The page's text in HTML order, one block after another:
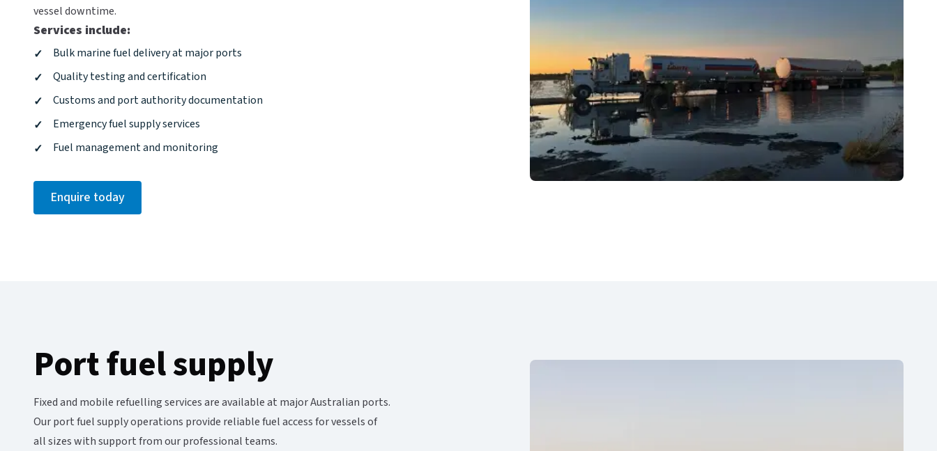
vessel downtime.​​​​‌ ‍ ​‍​‍‌‍ ‌ ​‍‌‍‍‌‌‍‌ ‌‍‍‌‌‍ ‍​‍​‍​ ‍‍​‍​‍‌ ​ ‌‍​‌‌‍ ‍‌‍‍‌‌ ‌​‌ ‍‌​‍ ‍‌‍‍‌‌‍ ​‍​‍​‍ ​​‍​‍‌‍‍​‌ ​‍‌‍‌‌‌‍‌‍​‍​‍​ ‍‍​‍​‍‌‍‍​‌ ‌​‌ ‌​‌ ​​‌ ​ ​ ‍‍​‍ ​‍ ‌‍ ​‌‍‍‌‌‍​‍‌‍‌‌‌ ​‍‌ ‌​‌ ‍‌​‍ ‌‌ ​ ‌ ‌​‌ ‌‌‌‍‌​‌‍‍‌‌‍ ​‍ ‍‌ ‌‍‌‍‌‌‌ ​‍‌‍​ ‌‍‌‌‌‍ ​​‍ ‍‌‍​‌‌ ​​‌ ​​​‍ ‌‍‍‌‌‍ ‍‌ ‌​‌‍‌‌‌‍ ‍‌ ‌​​‍ ‌‍‌‌‌‍‌​‌‍‍‌‌ ‌​​‍ ‌‍ ‌‌‍ ‌‍‌​‌‍‌‌​ ‌‌ ​​‌ ​‍‌‍‌‌‌ ​ ‌‍‌‌‌‍ ‍‌ ‌​‌‍​‌‌ ‌​‌‍‍‌‌‍ ‌‍ ‍​ ‍ ‌‍‍‌‌‍‌​​ ‌‌‍‌​‌‍​ ​ ‌​​ ‌​​ ‍‌​ ‌ ​ ​‍​ ​‍​‍ ‌​ ​ ​ ‌ ​ ​ ​ ​​​‍ ‌​ ‌​‌‍‌​‌‍‌‌‌‍​ ​‍ ‌‌‍​‍​ ​‌​ ​ ‌‍‌​​‍ ‌‌‍‌‍‌‍​‌​ ​ ‌‍‌‍​ ​‌‌‍​‍‌‍​‌‌‍​ ​ ‍​​ ‌ ‌‍​ ​ ​‍​ ‍ ‌ ‌​‌ ‍‌‌ ​​‌‍‌‌​ ‌‌ ​​‌‍​‌‌‍‌ ‌‍‌‌​ ‍ ‌ ​​‌‍​‌‌ ‌​‌‍‍​​ ‌‌ ​​‌‍​‌‌‍‌ ‌‍‌‌‌​​‍‌ ‌‌‌‍‍‌‌‍ ​‌‍‌​‌‍‌‌‌ ​‍​‍‌‌​ ‌‌‌​​‍‌‌ ‌‍‍ ‌‍‌‌‌ ‍‌​‍‌‌​ ​ ‌​‌​​‍‌‌​ ​ ‌​‌​​‍‌‌​ ​‍​ ​‍​ ​​​ ‌‌​ ‍‌‌‍​‍‌‍‌​​ ‍‌‌‍​‍​ ‌‌‌‍​ ​ ‌‌​ ‌​‌‍​ ​ ‍​​ ‌ ​ ​‍​ ‍‌​ ​‍​ ‌​‌‍‌‌‌‍​ ‌‍​ ‌‍​‍​ ‍‌‌‍‌​‌‍‌‌‌‍​‍‌‍‌‌​ ​​​ ‍‌‌‍​‍‌‍​ ‌‍‌​​‍‌‌​ ​‍​ ​‍​‍‌‌​ ‌‌‌​‌​​‍ ‍‌ ​‍‌‍‍‌‌‍​ ‌‍‍​‌‌‌​‌‍‌‌‌ ‍​‌ ‌​​‍‌‌​ ‌‌‌​​‍‌‌ ‌‍‍ ‌‍‌‌‌ ‍‌​‍‌‌​ ​ ‌​‌​​‍‌‌​ ​ ‌​‌​​‍‌‌​ ​‍​ ​‍​ ‍​‌‍​‌​ ​​​ ​​‌‍​ ‌‍​ ​ ‍​​ ​ ​ ​ ‌‍‌​‌‍​‌​ ‍​​‍‌‌​ ​‍​ ​‍​‍‌‌​ ‌‌‌​‌​​‍ ‍‌‍​ ‌‍‍​‌‍‍‌‌‍ ​‌‍‌​‌ ​‍‌‍‌‌‌‍ ‍​‍‌‌​ ‌‌‌​​‍‌‌ ‌‍‍ ‌‍‌‌‌ ‍‌​‍‌‌​ ​ ‌​‌​​‍‌‌​ ​ ‌​‌​​‍‌‌​ ​‍​ ​‍​ ‌​​ ‌​​ ​‍‌‍​‌​ ​ ‌‍‌‍​ ‍‌​ ‍​​ ‌ ​ ‌ ​ ‌‌​ ​‍​‍‌‌​ ​‍​ ​‍​‍‌‌​ ‌‌‌​‌​​‍ ‍‌ ‌​‌‍‌‌‌ ‍​‌ ‌​​ ‌‍​‍‌‍​‌‌ ​ ‌‍‌‌‌‌‌‌‌ ​‍‌‍ ​​ ‌‌‍‍​‌ ‌​‌ ‌​‌ ​​‌ ​ ​‍‌‌​ ​ ‌​​‌​‍‌‌​ ​‍‌​‌‍​‍‌‌​ ​‍‌​‌‍‌‍ ​‌‍‍‌‌‍​‍‌‍‌‌‌ ​‍‌ ‌​‌ ‍‌​‍ ‌‌ ​ ‌ ‌​‌ ‌‌‌‍‌​‌‍‍‌‌‍ ​‍ ‍‌ ‌‍‌‍‌‌‌ ​‍‌‍​ ‌‍‌‌‌‍ ​​‍ ‍‌‍​‌‌ ​​‌ ​​​‍‌‍‌‍‍‌‌‍‌​​ ‌‌‍‌​‌‍​ ​ ‌​​ ‌​​ ‍‌​ ‌ ​ ​‍​ ​‍​‍ ‌​ ​ ​ ‌ ​ ​ ​ ​​​‍ ‌​ ‌​‌‍‌​‌‍‌‌‌‍​ ​‍ ‌‌‍​‍​ ​‌​ ​ ‌‍‌​​‍ ‌‌‍‌‍‌‍​‌​ ​ ‌‍‌‍​ ​‌‌‍​‍‌‍​‌‌‍​ ​ ‍​​ ‌ ‌‍​ ​ ​‍​‍‌‍‌ ‌​‌ ‍‌‌ ​​‌‍‌‌​ ‌‌ ​​‌‍​‌‌‍‌ ‌‍‌‌​‍‌‍‌ ​​‌‍​‌‌ ‌​‌‍‍​​ ‌‌ ​​‌‍​‌‌‍‌ ‌‍‌‌‌​​‍‌ ‌‌‌‍‍‌‌‍ ​‌‍‌​‌‍‌‌‌ ​‍​‍‌‌​ ‌‌‌​​‍‌‌ ‌‍‍ ‌‍‌‌‌ ‍‌​‍‌‌​ ​ ‌​‌​​‍‌‌​ ​ ‌​‌​​‍‌‌​ ​‍​ ​‍​ ​​​ ‌‌​ ‍‌‌‍​‍‌‍‌​​ ‍‌‌‍​‍​ ‌‌‌‍​ ​ ‌‌​ ‌​‌‍​ ​ ‍​​ ‌ ​ ​‍​ ‍‌​ ​‍​ ‌​‌‍‌‌‌‍​ ‌‍​ ‌‍​‍​ ‍‌‌‍‌​‌‍‌‌‌‍​‍‌‍‌‌​ ​​​ ‍‌‌‍​‍‌‍​ ‌‍‌​​‍‌‌​ ​‍​ ​‍​‍‌‌​ ‌‌‌​‌​​‍ ‍‌ ​‍‌‍‍‌‌‍​ ‌‍‍​‌‌‌​‌‍‌‌‌ ‍​‌ ‌​​‍‌‌​ ‌‌‌​​‍‌‌ ‌‍‍ ‌‍‌‌‌ ‍‌​‍‌‌​ ​ ‌​‌​​‍‌‌​ ​ ‌​‌​​‍‌‌​ ​‍​ ​‍​ ‍​‌‍​‌​ ​​​ ​​‌‍​ ‌‍​ ​ ‍​​ ​ ​ ​ ‌‍‌​‌‍​‌​ ‍​​‍‌‌​ ​‍​ ​‍​‍‌‌​ ‌‌‌​‌​​‍ ‍‌‍​ ‌‍‍​‌‍‍‌‌‍ ​‌‍‌​‌ ​‍‌‍‌‌‌‍ ‍​‍‌‌​ ‌‌‌​​‍‌‌ ‌‍‍ ‌‍‌‌‌ ‍‌​‍‌‌​ ​ ‌​‌​​‍‌‌​ ​ ‌​‌​​‍‌‌​ ​‍​ ​‍​ ‌​​ ‌​​ ​‍‌‍​‌​ ​ ‌‍‌‍​ ‍‌​ ‍​​ ‌ ​ ‌ ​ ‌‌​ ​‍​‍‌‌​ ​‍​ ​‍​‍‌‌​ ‌‌‌​‌​​‍ ‍‌ ‌​‌‍‌‌‌ ‍​‌ ‌​​‍‌‍‌ ​​‌‍‌‌‌ ​‍‌ ​ ‌ ​​‌‍‌‌‌‍​ ‌ ‌​‌‍‍‌‌ ‌‍‌‍‌‌​ ‌‌ ​​‌ ‌‌‌‍​‍‌‍ ​‌‍‍‌‌ ​ ‌‍‍​‌‍‌‌‌‍‌​​‍​‍‌ ‌
Services include:​​​​‌ ‍ ​‍​‍‌‍ ‌ ​‍‌‍‍‌‌‍‌ ‌‍‍‌‌‍ ‍​‍​‍​ ‍‍​‍​‍‌ ​ ‌‍​‌‌‍ ‍‌‍‍‌‌ ‌​‌ ‍‌​‍ ‍‌‍‍‌‌‍ ​‍​‍​‍ ​​‍​‍‌‍‍​‌ ​‍‌‍‌‌‌‍‌‍​‍​‍​ ‍‍​‍​‍‌‍‍​‌ ‌​‌ ‌​‌ ​​‌ ​ ​ ‍‍​‍ ​‍ ‌‍ ​‌‍‍‌‌‍​‍‌‍‌‌‌ ​‍‌ ‌​‌ ‍‌​‍ ‌‌ ​ ‌ ‌​‌ ‌‌‌‍‌​‌‍‍‌‌‍ ​‍ ‍‌ ‌‍‌‍‌‌‌ ​‍‌‍​ ‌‍‌‌‌‍ ​​‍ ‍‌‍​‌‌ ​​‌ ​​​‍ ‌‍‍‌‌‍ ‍‌ ‌​‌‍‌‌‌‍ ‍‌ ‌​​‍ ‌‍‌‌‌‍‌​‌‍‍‌‌ ‌​​‍ ‌‍ ‌‌‍ ‌‍‌​‌‍‌‌​ ‌‌ ​​‌ ​‍‌‍‌‌‌ ​ ‌‍‌‌‌‍ ‍‌ ‌​‌‍​‌‌ ‌​‌‍‍‌‌‍ ‌‍ ‍​ ‍ ‌‍‍‌‌‍‌​​ ‌‌‍‌​‌‍​ ​ ‌​​ ‌​​ ‍‌​ ‌ ​ ​‍​ ​‍​‍ ‌​ ​ ​ ‌ ​ ​ ​ ​​​‍ ‌​ ‌​‌‍‌​‌‍‌‌‌‍​ ​‍ ‌‌‍​‍​ ​‌​ ​ ‌‍‌​​‍ ‌‌‍‌‍‌‍​‌​ ​ ‌‍‌‍​ ​‌‌‍​‍‌‍​‌‌‍​ ​ ‍​​ ‌ ‌‍​ ​ ​‍​ ‍ ‌ ‌​‌ ‍‌‌ ​​‌‍‌‌​ ‌‌ ​​‌‍​‌‌‍‌ ‌‍‌‌​ ‍ ‌ ​​‌‍​‌‌ ‌​‌‍‍​​ ‌‌ ​​‌‍​‌‌‍‌ ‌‍‌‌‌​​‍‌ ‌‌‌‍‍‌‌‍ ​‌‍‌​‌‍‌‌‌ ​‍​‍‌‌​ ‌‌‌​​‍‌‌ ‌‍‍ ‌‍‌‌‌ ‍‌​‍‌‌​ ​ ‌​‌​​‍‌‌​ ​ ‌​‌​​‍‌‌​ ​‍​ ​‍​ ​​​ ‌‌​ ‍‌‌‍​‍‌‍‌​​ ‍‌‌‍​‍​ ‌‌‌‍​ ​ ‌‌​ ‌​‌‍​ ​ ‍​​ ‌ ​ ​‍​ ‍‌​ ​‍​ ‌​‌‍‌‌‌‍​ ‌‍​ ‌‍​‍​ ‍‌‌‍‌​‌‍‌‌‌‍​‍‌‍‌‌​ ​​​ ‍‌‌‍​‍‌‍​ ‌‍‌​​‍‌‌​ ​‍​ ​‍​‍‌‌​ ‌‌‌​‌​​‍ ‍‌ ​‍‌‍‍‌‌‍​ ‌‍‍​‌‌‌​‌‍‌‌‌ ‍​‌ ‌​​‍‌‌​ ‌‌‌​​‍‌‌ ‌‍‍ ‌‍‌‌‌ ‍‌​‍‌‌​ ​ ‌​‌​​‍‌‌​ ​ ‌​‌​​‍‌‌​ ​‍​ ​‍‌‍​‌​ ​​​ ‌ ​ ​​​ ‌ ​ ‌​‌‍‌​​ ​ ​ ​‌​ ‍‌​ ​​‌‍​‌​‍‌‌​ ​‍​ ​‍​‍‌‌​ ‌‌‌​‌​​‍ ‍‌‍​ ‌‍‍​‌‍‍‌‌‍ ​‌‍‌​‌ ​‍‌‍‌‌‌‍ ‍​‍‌‌​ ‌‌‌​​‍‌‌ ‌‍‍ ‌‍‌‌‌ ‍‌​‍‌‌​ ​ ‌​‌​​‍‌‌​ ​ ‌​‌​​‍‌‌​ ​‍​ ​‍​ ‌‌​ ‍‌‌‍​‌‌‍‌‍‌‍​ ‌‍‌‌​ ‍​​ ‌‌​ ​ ​ ‍​​ ‍​​ ‌​​‍‌‌​ ​‍​ ​‍​‍‌‌​ ‌‌‌​‌​​‍ ‍‌ ‌​‌‍‌‌‌ ‍​‌ ‌​​ ‌‍​‍‌‍​‌‌ ​ ‌‍‌‌‌‌‌‌‌ ​‍‌‍ ​​ ‌‌‍‍​‌ ‌​‌ ‌​‌ ​​‌ ​ ​‍‌‌​ ​ ‌​​‌​‍‌‌​ ​‍‌​‌‍​‍‌‌​ ​‍‌​‌‍‌‍ ​‌‍‍‌‌‍​‍‌‍‌‌‌ ​‍‌ ‌​‌ ‍‌​‍ ‌‌ ​ ‌ ‌​‌ ‌‌‌‍‌​‌‍‍‌‌‍ ​‍ ‍‌ ‌‍‌‍‌‌‌ ​‍‌‍​ ‌‍‌‌‌‍ ​​‍ ‍‌‍​‌‌ ​​‌ ​​​‍‌‍‌‍‍‌‌‍‌​​ ‌‌‍‌​‌‍​ ​ ‌​​ ‌​​ ‍‌​ ‌ ​ ​‍​ ​‍​‍ ‌​ ​ ​ ‌ ​ ​ ​ ​​​‍ ‌​ ‌​‌‍‌​‌‍‌‌‌‍​ ​‍ ‌‌‍​‍​ ​‌​ ​ ‌‍‌​​‍ ‌‌‍‌‍‌‍​‌​ ​ ‌‍‌‍​ ​‌‌‍​‍‌‍​‌‌‍​ ​ ‍​​ ‌ ‌‍​ ​ ​‍​‍‌‍‌ ‌​‌ ‍‌‌ ​​‌‍‌‌​ ‌‌ ​​‌‍​‌‌‍‌ ‌‍‌‌​‍‌‍‌ ​​‌‍​‌‌ ‌​‌‍‍​​ ‌‌ ​​‌‍​‌‌‍‌ ‌‍‌‌‌​​‍‌ ‌‌‌‍‍‌‌‍ ​‌‍‌​‌‍‌‌‌ ​‍​‍‌‌​ ‌‌‌​​‍‌‌ ‌‍‍ ‌‍‌‌‌ ‍‌​‍‌‌​ ​ ‌​‌​​‍‌‌​ ​ ‌​‌​​‍‌‌​ ​‍​ ​‍​ ​​​ ‌‌​ ‍‌‌‍​‍‌‍‌​​ ‍‌‌‍​‍​ ‌‌‌‍​ ​ ‌‌​ ‌​‌‍​ ​ ‍​​ ‌ ​ ​‍​ ‍‌​ ​‍​ ‌​‌‍‌‌‌‍​ ‌‍​ ‌‍​‍​ ‍‌‌‍‌​‌‍‌‌‌‍​‍‌‍‌‌​ ​​​ ‍‌‌‍​‍‌‍​ ‌‍‌​​‍‌‌​ ​‍​ ​‍​‍‌‌​ ‌‌‌​‌​​‍ ‍‌ ​‍‌‍‍‌‌‍​ ‌‍‍​‌‌‌​‌‍‌‌‌ ‍​‌ ‌​​‍‌‌​ ‌‌‌​​‍‌‌ ‌‍‍ ‌‍‌‌‌ ‍‌​‍‌‌​ ​ ‌​‌​​‍‌‌​ ​ ‌​‌​​‍‌‌​ ​‍​ ​‍‌‍​‌​ ​​​ ‌ ​ ​​​ ‌ ​ ‌​‌‍‌​​ ​ ​ ​‌​ ‍‌​ ​​‌‍​‌​‍‌‌​ ​‍​ ​‍​‍‌‌​ ‌‌‌​‌​​‍ ‍‌‍​ ‌‍‍​‌‍‍‌‌‍ ​‌‍‌​‌ ​‍‌‍‌‌‌‍ ‍​‍‌‌​ ‌‌‌​​‍‌‌ ‌‍‍ ‌‍‌‌‌ ‍‌​‍‌‌​ ​ ‌​‌​​‍‌‌​ ​ ‌​‌​​‍‌‌​ ​‍​ ​‍​ ‌‌​ ‍‌‌‍​‌‌‍‌‍‌‍​ ‌‍‌‌​ ‍​​ ‌‌​ ​ ​ ‍​​ ‍​​ ‌​​‍‌‌​ ​‍​ ​‍​‍‌‌​ ‌‌‌​‌​​‍ ‍‌ ‌​‌‍‌‌‌ ‍​‌ ‌​​‍‌‍‌ ​​‌‍‌‌‌ ​‍‌ ​ ‌ ​​‌‍‌‌‌‍​ ‌ ‌​‌‍‍‌‌ ‌‍‌‍‌‌​ ‌‌ ​​‌ ‌‌‌‍​‍‌‍ ​‌‍‍‌‌ ​ ‌‍‍​‌‍‌‌‌‍‌​​‍​‍‌ ‌
Bulk marine fuel delivery at major ports​​​​‌ ‍ ​‍​‍‌‍ ‌ ​‍‌‍‍‌‌‍‌ ‌‍‍‌‌‍ ‍​‍​‍​ ‍‍​‍​‍‌ ​ ‌‍​‌‌‍ ‍‌‍‍‌‌ ‌​‌ ‍‌​‍ ‍‌‍‍‌‌‍ ​‍​‍​‍ ​​‍​‍‌‍‍​‌ ​‍‌‍‌‌‌‍‌‍​‍​‍​ ‍‍​‍​‍‌‍‍​‌ ‌​‌ ‌​‌ ​​‌ ​ ​ ‍‍​‍ ​‍ ‌‍ ​‌‍‍‌‌‍​‍‌‍‌‌‌ ​‍‌ ‌​‌ ‍‌​‍ ‌‌ ​ ‌ ‌​‌ ‌‌‌‍‌​‌‍‍‌‌‍ ​‍ ‍‌ ‌‍‌‍‌‌‌ ​‍‌‍​ ‌‍‌‌‌‍ ​​‍ ‍‌‍​‌‌ ​​‌ ​​​‍ ‌‍‍‌‌‍ ‍‌ ‌​‌‍‌‌‌‍ ‍‌ ‌​​‍ ‌‍‌‌‌‍‌​‌‍‍‌‌ ‌​​‍ ‌‍ ‌‌‍ ‌‍‌​‌‍‌‌​ ‌‌ ​​‌ ​‍‌‍‌‌‌ ​ ‌‍‌‌‌‍ ‍‌ ‌​‌‍​‌‌ ‌​‌‍‍‌‌‍ ‌‍ ‍​ ‍ ‌‍‍‌‌‍‌​​ ‌‌‍‌​‌‍​ ​ ‌​​ ‌​​ ‍‌​ ‌ ​ ​‍​ ​‍​‍ ‌​ ​ ​ ‌ ​ ​ ​ ​​​‍ ‌​ ‌​‌‍‌​‌‍‌‌‌‍​ ​‍ ‌‌‍​‍​ ​‌​ ​ ‌‍‌​​‍ ‌‌‍‌‍‌‍​‌​ ​ ‌‍‌‍​ ​‌‌‍​‍‌‍​‌‌‍​ ​ ‍​​ ‌ ‌‍​ ​ ​‍​ ‍ ‌ ‌​‌ ‍‌‌ ​​‌‍‌‌​ ‌‌ ​​‌‍​‌‌‍‌ ‌‍‌‌​ ‍ ‌ ​​‌‍​‌‌ ‌​‌‍‍​​ ‌‌ ​​‌‍​‌‌‍‌ ‌‍‌‌‌​​‍‌ ‌‌‌‍‍‌‌‍ ​‌‍‌​‌‍‌‌‌ ​‍​‍‌‌​ ‌‌‌​​‍‌‌ ‌‍‍ ‌‍‌‌‌ ‍‌​‍‌‌​ ​ ‌​‌​​‍‌‌​ ​ ‌​‌​​‍‌‌​ ​‍​ ​‍​ ​​​ ‌‌​ ‍‌‌‍​‍‌‍‌​​ ‍‌‌‍​‍​ ‌‌‌‍​ ​ ‌‌​ ‌​‌‍​ ​ ‍​​ ‌ ​ ​‍​ ‍‌​ ​‍​ ‌​‌‍‌‌‌‍​ ‌‍​ ‌‍​‍​ ‍‌‌‍‌​‌‍‌‌‌‍​‍‌‍‌‌​ ​​​ ‍‌‌‍​‍‌‍​ ‌‍‌​​‍‌‌​ ​‍​ ​‍​‍‌‌​ ‌‌‌​‌​​‍ ‍‌ ​‍‌‍‍‌‌‍​ ‌‍‍​‌‌‌​‌‍‌‌‌ ‍​‌ ‌​​‍‌‌​ ‌‌‌​​‍‌‌ ‌‍‍ ‌‍‌‌‌ ‍‌​‍‌‌​ ​ ‌​‌​​‍‌‌​ ​ ‌​‌​​‍‌‌​ ​‍​ ​‍​ ‌‍‌‍‌​​ ‍​‌‍​‍​ ​‌​ ‌ ‌‍​ ‌‍‌‍‌‍‌‌​ ‌‌​ ​ ​ ‍‌​‍‌‌​ ​‍​ ​‍​‍‌‌​ ‌‌‌​‌​​‍ ‍‌‍​ ‌‍‍​‌‍‍‌‌‍ ​‌‍‌​‌ ​‍‌‍‌‌‌‍ ‍​‍‌‌​ ‌‌‌​​‍‌‌ ‌‍‍ ‌‍‌‌‌ ‍‌​‍‌‌​ ​ ‌​‌​​‍‌‌​ ​ ‌​‌​​‍‌‌​ ​‍​ ​‍‌‍​‍‌‍​‍​ ​‌​ ‌​​ ​‍​ ​‌‌‍​‌‌‍‌‍​ ​‍​ ‍‌‌‍‌​​ ‌​​‍‌‌​ ​‍​ ​‍​‍‌‌​ ‌‌‌​‌​​‍ ‍‌ ‌​‌‍‌‌‌ ‍​‌ ‌​​ ‌‍​‍‌‍​‌‌ ​ ‌‍‌‌‌‌‌‌‌ ​‍‌‍ ​​ ‌‌‍‍​‌ ‌​‌ ‌​‌ ​​‌ ​ ​‍‌‌​ ​ ‌​​‌​‍‌‌​ ​‍‌​‌‍​‍‌‌​ ​‍‌​‌‍‌‍ ​‌‍‍‌‌‍​‍‌‍‌‌‌ ​‍‌ ‌​‌ ‍‌​‍ ‌‌ ​ ‌ ‌​‌ ‌‌‌‍‌​‌‍‍‌‌‍ ​‍ ‍‌ ‌‍‌‍‌‌‌ ​‍‌‍​ ‌‍‌‌‌‍ ​​‍ ‍‌‍​‌‌ ​​‌ ​​​‍‌‍‌‍‍‌‌‍‌​​ ‌‌‍‌​‌‍​ ​ ‌​​ ‌​​ ‍‌​ ‌ ​ ​‍​ ​‍​‍ ‌​ ​ ​ ‌ ​ ​ ​ ​​​‍ ‌​ ‌​‌‍‌​‌‍‌‌‌‍​ ​‍ ‌‌‍​‍​ ​‌​ ​ ‌‍‌​​‍ ‌‌‍‌‍‌‍​‌​ ​ ‌‍‌‍​ ​‌‌‍​‍‌‍​‌‌‍​ ​ ‍​​ ‌ ‌‍​ ​ ​‍​‍‌‍‌ ‌​‌ ‍‌‌ ​​‌‍‌‌​ ‌‌ ​​‌‍​‌‌‍‌ ‌‍‌‌​‍‌‍‌ ​​‌‍​‌‌ ‌​‌‍‍​​ ‌‌ ​​‌‍​‌‌‍‌ ‌‍‌‌‌​​‍‌ ‌‌‌‍‍‌‌‍ ​‌‍‌​‌‍‌‌‌ ​‍​‍‌‌​ ‌‌‌​​‍‌‌ ‌‍‍ ‌‍‌‌‌ ‍‌​‍‌‌​ ​ ‌​‌​​‍‌‌​ ​ ‌​‌​​‍‌‌​ ​‍​ ​‍​ ​​​ ‌‌​ ‍‌‌‍​‍‌‍‌​​ ‍‌‌‍​‍​ ‌‌‌‍​ ​ ‌‌​ ‌​‌‍​ ​ ‍​​ ‌ ​ ​‍​ ‍‌​ ​‍​ ‌​‌‍‌‌‌‍​ ‌‍​ ‌‍​‍​ ‍‌‌‍‌​‌‍‌‌‌‍​‍‌‍‌‌​ ​​​ ‍‌‌‍​‍‌‍​ ‌‍‌​​‍‌‌​ ​‍​ ​‍​‍‌‌​ ‌‌‌​‌​​‍ ‍‌ ​‍‌‍‍‌‌‍​ ‌‍‍​‌‌‌​‌‍‌‌‌ ‍​‌ ‌​​‍‌‌​ ‌‌‌​​‍‌‌ ‌‍‍ ‌‍‌‌‌ ‍‌​‍‌‌​ ​ ‌​‌​​‍‌‌​ ​ ‌​‌​​‍‌‌​ ​‍​ ​‍​ ‌‍‌‍‌​​ ‍​‌‍​‍​ ​‌​ ‌ ‌‍​ ‌‍‌‍‌‍‌‌​ ‌‌​ ​ ​ ‍‌​‍‌‌​ ​‍​ ​‍​‍‌‌​ ‌‌‌​‌​​‍ ‍‌‍​ ‌‍‍​‌‍‍‌‌‍ ​‌‍‌​‌ ​‍‌‍‌‌‌‍ ‍​‍‌‌​ ‌‌‌​​‍‌‌ ‌‍‍ ‌‍‌‌‌ ‍‌​‍‌‌​ ​ ‌​‌​​‍‌‌​ ​ ‌​‌​​‍‌‌​ ​‍​ ​‍‌‍​‍‌‍​‍​ ​‌​ ‌​​ ​‍​ ​‌‌‍​‌‌‍‌‍​ ​‍​ ‍‌‌‍‌​​ ‌​​‍‌‌​ ​‍​ ​‍​‍‌‌​ ‌‌‌​‌​​‍ ‍‌ ‌​‌‍‌‌‌ ‍​‌ ‌​​‍‌‍‌ ​​‌‍‌‌‌ ​‍‌ ​ ‌ ​​‌‍‌‌‌‍​ ‌ ‌​‌‍‍‌‌ ‌‍‌‍‌‌​ ‌‌ ​​‌ ‌‌‌‍​‍‌‍ ​‌‍‍‌‌ ​ ‌‍‍​‌‍‌‌‌‍‌​​‍​‍‌ ‌
Quality testing and certification​​​​‌ ‍ ​‍​‍‌‍ ‌ ​‍‌‍‍‌‌‍‌ ‌‍‍‌‌‍ ‍​‍​‍​ ‍‍​‍​‍‌ ​ ‌‍​‌‌‍ ‍‌‍‍‌‌ ‌​‌ ‍‌​‍ ‍‌‍‍‌‌‍ ​‍​‍​‍ ​​‍​‍‌‍‍​‌ ​‍‌‍‌‌‌‍‌‍​‍​‍​ ‍‍​‍​‍‌‍‍​‌ ‌​‌ ‌​‌ ​​‌ ​ ​ ‍‍​‍ ​‍ ‌‍ ​‌‍‍‌‌‍​‍‌‍‌‌‌ ​‍‌ ‌​‌ ‍‌​‍ ‌‌ ​ ‌ ‌​‌ ‌‌‌‍‌​‌‍‍‌‌‍ ​‍ ‍‌ ‌‍‌‍‌‌‌ ​‍‌‍​ ‌‍‌‌‌‍ ​​‍ ‍‌‍​‌‌ ​​‌ ​​​‍ ‌‍‍‌‌‍ ‍‌ ‌​‌‍‌‌‌‍ ‍‌ ‌​​‍ ‌‍‌‌‌‍‌​‌‍‍‌‌ ‌​​‍ ‌‍ ‌‌‍ ‌‍‌​‌‍‌‌​ ‌‌ ​​‌ ​‍‌‍‌‌‌ ​ ‌‍‌‌‌‍ ‍‌ ‌​‌‍​‌‌ ‌​‌‍‍‌‌‍ ‌‍ ‍​ ‍ ‌‍‍‌‌‍‌​​ ‌‌‍‌​‌‍​ ​ ‌​​ ‌​​ ‍‌​ ‌ ​ ​‍​ ​‍​‍ ‌​ ​ ​ ‌ ​ ​ ​ ​​​‍ ‌​ ‌​‌‍‌​‌‍‌‌‌‍​ ​‍ ‌‌‍​‍​ ​‌​ ​ ‌‍‌​​‍ ‌‌‍‌‍‌‍​‌​ ​ ‌‍‌‍​ ​‌‌‍​‍‌‍​‌‌‍​ ​ ‍​​ ‌ ‌‍​ ​ ​‍​ ‍ ‌ ‌​‌ ‍‌‌ ​​‌‍‌‌​ ‌‌ ​​‌‍​‌‌‍‌ ‌‍‌‌​ ‍ ‌ ​​‌‍​‌‌ ‌​‌‍‍​​ ‌‌ ​​‌‍​‌‌‍‌ ‌‍‌‌‌​​‍‌ ‌‌‌‍‍‌‌‍ ​‌‍‌​‌‍‌‌‌ ​‍​‍‌‌​ ‌‌‌​​‍‌‌ ‌‍‍ ‌‍‌‌‌ ‍‌​‍‌‌​ ​ ‌​‌​​‍‌‌​ ​ ‌​‌​​‍‌‌​ ​‍​ ​‍​ ​​​ ‌‌​ ‍‌‌‍​‍‌‍‌​​ ‍‌‌‍​‍​ ‌‌‌‍​ ​ ‌‌​ ‌​‌‍​ ​ ‍​​ ‌ ​ ​‍​ ‍‌​ ​‍​ ‌​‌‍‌‌‌‍​ ‌‍​ ‌‍​‍​ ‍‌‌‍‌​‌‍‌‌‌‍​‍‌‍‌‌​ ​​​ ‍‌‌‍​‍‌‍​ ‌‍‌​​‍‌‌​ ​‍​ ​‍​‍‌‌​ ‌‌‌​‌​​‍ ‍‌ ​‍‌‍‍‌‌‍​ ‌‍‍​‌‌‌​‌‍‌‌‌ ‍​‌ ‌​​‍‌‌​ ‌‌‌​​‍‌‌ ‌‍‍ ‌‍‌‌‌ ‍‌​‍‌‌​ ​ ‌​‌​​‍‌‌​ ​ ‌​‌​​‍‌‌​ ​‍​ ​‍​ ‍​‌‍‌‍​ ‌​​ ‌ ‌‍​‌​ ‌‌​ ‌‍‌‍​‍​ ‍​​ ‌​​ ​‍​ ​ ​‍‌‌​ ​‍​ ​‍​‍‌‌​ ‌‌‌​‌​​‍ ‍‌‍​ ‌‍‍​‌‍‍‌‌‍ ​‌‍‌​‌ ​‍‌‍‌‌‌‍ ‍​‍‌‌​ ‌‌‌​​‍‌‌ ‌‍‍ ‌‍‌‌‌ ‍‌​‍‌‌​ ​ ‌​‌​​‍‌‌​ ​ ‌​‌​​‍‌‌​ ​‍​ ​‍‌‍​ ​ ​​​ ​​‌‍‌‌‌‍‌‌‌‍​ ‌‍​ ​ ‌​‌‍‌​​ ‌‍‌‍‌‍‌‍‌‌​‍‌‌​ ​‍​ ​‍​‍‌‌​ ‌‌‌​‌​​‍ ‍‌ ‌​‌‍‌‌‌ ‍​‌ ‌​​ ‌‍​‍‌‍​‌‌ ​ ‌‍‌‌‌‌‌‌‌ ​‍‌‍ ​​ ‌‌‍‍​‌ ‌​‌ ‌​‌ ​​‌ ​ ​‍‌‌​ ​ ‌​​‌​‍‌‌​ ​‍‌​‌‍​‍‌‌​ ​‍‌​‌‍‌‍ ​‌‍‍‌‌‍​‍‌‍‌‌‌ ​‍‌ ‌​‌ ‍‌​‍ ‌‌ ​ ‌ ‌​‌ ‌‌‌‍‌​‌‍‍‌‌‍ ​‍ ‍‌ ‌‍‌‍‌‌‌ ​‍‌‍​ ‌‍‌‌‌‍ ​​‍ ‍‌‍​‌‌ ​​‌ ​​​‍‌‍‌‍‍‌‌‍‌​​ ‌‌‍‌​‌‍​ ​ ‌​​ ‌​​ ‍‌​ ‌ ​ ​‍​ ​‍​‍ ‌​ ​ ​ ‌ ​ ​ ​ ​​​‍ ‌​ ‌​‌‍‌​‌‍‌‌‌‍​ ​‍ ‌‌‍​‍​ ​‌​ ​ ‌‍‌​​‍ ‌‌‍‌‍‌‍​‌​ ​ ‌‍‌‍​ ​‌‌‍​‍‌‍​‌‌‍​ ​ ‍​​ ‌ ‌‍​ ​ ​‍​‍‌‍‌ ‌​‌ ‍‌‌ ​​‌‍‌‌​ ‌‌ ​​‌‍​‌‌‍‌ ‌‍‌‌​‍‌‍‌ ​​‌‍​‌‌ ‌​‌‍‍​​ ‌‌ ​​‌‍​‌‌‍‌ ‌‍‌‌‌​​‍‌ ‌‌‌‍‍‌‌‍ ​‌‍‌​‌‍‌‌‌ ​‍​‍‌‌​ ‌‌‌​​‍‌‌ ‌‍‍ ‌‍‌‌‌ ‍‌​‍‌‌​ ​ ‌​‌​​‍‌‌​ ​ ‌​‌​​‍‌‌​ ​‍​ ​‍​ ​​​ ‌‌​ ‍‌‌‍​‍‌‍‌​​ ‍‌‌‍​‍​ ‌‌‌‍​ ​ ‌‌​ ‌​‌‍​ ​ ‍​​ ‌ ​ ​‍​ ‍‌​ ​‍​ ‌​‌‍‌‌‌‍​ ‌‍​ ‌‍​‍​ ‍‌‌‍‌​‌‍‌‌‌‍​‍‌‍‌‌​ ​​​ ‍‌‌‍​‍‌‍​ ‌‍‌​​‍‌‌​ ​‍​ ​‍​‍‌‌​ ‌‌‌​‌​​‍ ‍‌ ​‍‌‍‍‌‌‍​ ‌‍‍​‌‌‌​‌‍‌‌‌ ‍​‌ ‌​​‍‌‌​ ‌‌‌​​‍‌‌ ‌‍‍ ‌‍‌‌‌ ‍‌​‍‌‌​ ​ ‌​‌​​‍‌‌​ ​ ‌​‌​​‍‌‌​ ​‍​ ​‍​ ‍​‌‍‌‍​ ‌​​ ‌ ‌‍​‌​ ‌‌​ ‌‍‌‍​‍​ ‍​​ ‌​​ ​‍​ ​ ​‍‌‌​ ​‍​ ​‍​‍‌‌​ ‌‌‌​‌​​‍ ‍‌‍​ ‌‍‍​‌‍‍‌‌‍ ​‌‍‌​‌ ​‍‌‍‌‌‌‍ ‍​‍‌‌​ ‌‌‌​​‍‌‌ ‌‍‍ ‌‍‌‌‌ ‍‌​‍‌‌​ ​ ‌​‌​​‍‌‌​ ​ ‌​‌​​‍‌‌​ ​‍​ ​‍‌‍​ ​ ​​​ ​​‌‍‌‌‌‍‌‌‌‍​ ‌‍​ ​ ‌​‌‍‌​​ ‌‍‌‍‌‍‌‍‌‌​‍‌‌​ ​‍​ ​‍​‍‌‌​ ‌‌‌​‌​​‍ ‍‌ ‌​‌‍‌‌‌ ‍​‌ ‌​​‍‌‍‌ ​​‌‍‌‌‌ ​‍‌ ​ ‌ ​​‌‍‌‌‌‍​ ‌ ‌​‌‍‍‌‌ ‌‍‌‍‌‌​ ‌‌ ​​‌ ‌‌‌‍​‍‌‍ ​‌‍‍‌‌ ​ ‌‍‍​‌‍‌‌‌‍‌​​‍​‍‌ ‌
Customs and port authority documentation​​​​‌ ‍ ​‍​‍‌‍ ‌ ​‍‌‍‍‌‌‍‌ ‌‍‍‌‌‍ ‍​‍​‍​ ‍‍​‍​‍‌ ​ ‌‍​‌‌‍ ‍‌‍‍‌‌ ‌​‌ ‍‌​‍ ‍‌‍‍‌‌‍ ​‍​‍​‍ ​​‍​‍‌‍‍​‌ ​‍‌‍‌‌‌‍‌‍​‍​‍​ ‍‍​‍​‍‌‍‍​‌ ‌​‌ ‌​‌ ​​‌ ​ ​ ‍‍​‍ ​‍ ‌‍ ​‌‍‍‌‌‍​‍‌‍‌‌‌ ​‍‌ ‌​‌ ‍‌​‍ ‌‌ ​ ‌ ‌​‌ ‌‌‌‍‌​‌‍‍‌‌‍ ​‍ ‍‌ ‌‍‌‍‌‌‌ ​‍‌‍​ ‌‍‌‌‌‍ ​​‍ ‍‌‍​‌‌ ​​‌ ​​​‍ ‌‍‍‌‌‍ ‍‌ ‌​‌‍‌‌‌‍ ‍‌ ‌​​‍ ‌‍‌‌‌‍‌​‌‍‍‌‌ ‌​​‍ ‌‍ ‌‌‍ ‌‍‌​‌‍‌‌​ ‌‌ ​​‌ ​‍‌‍‌‌‌ ​ ‌‍‌‌‌‍ ‍‌ ‌​‌‍​‌‌ ‌​‌‍‍‌‌‍ ‌‍ ‍​ ‍ ‌‍‍‌‌‍‌​​ ‌‌‍‌​‌‍​ ​ ‌​​ ‌​​ ‍‌​ ‌ ​ ​‍​ ​‍​‍ ‌​ ​ ​ ‌ ​ ​ ​ ​​​‍ ‌​ ‌​‌‍‌​‌‍‌‌‌‍​ ​‍ ‌‌‍​‍​ ​‌​ ​ ‌‍‌​​‍ ‌‌‍‌‍‌‍​‌​ ​ ‌‍‌‍​ ​‌‌‍​‍‌‍​‌‌‍​ ​ ‍​​ ‌ ‌‍​ ​ ​‍​ ‍ ‌ ‌​‌ ‍‌‌ ​​‌‍‌‌​ ‌‌ ​​‌‍​‌‌‍‌ ‌‍‌‌​ ‍ ‌ ​​‌‍​‌‌ ‌​‌‍‍​​ ‌‌ ​​‌‍​‌‌‍‌ ‌‍‌‌‌​​‍‌ ‌‌‌‍‍‌‌‍ ​‌‍‌​‌‍‌‌‌ ​‍​‍‌‌​ ‌‌‌​​‍‌‌ ‌‍‍ ‌‍‌‌‌ ‍‌​‍‌‌​ ​ ‌​‌​​‍‌‌​ ​ ‌​‌​​‍‌‌​ ​‍​ ​‍​ ​​​ ‌‌​ ‍‌‌‍​‍‌‍‌​​ ‍‌‌‍​‍​ ‌‌‌‍​ ​ ‌‌​ ‌​‌‍​ ​ ‍​​ ‌ ​ ​‍​ ‍‌​ ​‍​ ‌​‌‍‌‌‌‍​ ‌‍​ ‌‍​‍​ ‍‌‌‍‌​‌‍‌‌‌‍​‍‌‍‌‌​ ​​​ ‍‌‌‍​‍‌‍​ ‌‍‌​​‍‌‌​ ​‍​ ​‍​‍‌‌​ ‌‌‌​‌​​‍ ‍‌ ​‍‌‍‍‌‌‍​ ‌‍‍​‌‌‌​‌‍‌‌‌ ‍​‌ ‌​​‍‌‌​ ‌‌‌​​‍‌‌ ‌‍‍ ‌‍‌‌‌ ‍‌​‍‌‌​ ​ ‌​‌​​‍‌‌​ ​ ‌​‌​​‍‌‌​ ​‍​ ​‍​ ‌‌​ ‌‍​ ‌​‌‍‌​‌‍​‌‌‍​‌‌‍​‍​ ‌‍​ ​‍‌‍​ ​ ‍​​ ‌‍​‍‌‌​ ​‍​ ​‍​‍‌‌​ ‌‌‌​‌​​‍ ‍‌‍​ ‌‍‍​‌‍‍‌‌‍ ​‌‍‌​‌ ​‍‌‍‌‌‌‍ ‍​‍‌‌​ ‌‌‌​​‍‌‌ ‌‍‍ ‌‍‌‌‌ ‍‌​‍‌‌​ ​ ‌​‌​​‍‌‌​ ​ ‌​‌​​‍‌‌​ ​‍​ ​‍‌‍‌​​ ‌​​ ‌​​ ‍​​ ‌ ​ ​ ‌‍‌​​ ‌ ​ ​‌​ ‌​‌‍​‌​ ‍‌​‍‌‌​ ​‍​ ​‍​‍‌‌​ ‌‌‌​‌​​‍ ‍‌ ‌​‌‍‌‌‌ ‍​‌ ‌​​ ‌‍​‍‌‍​‌‌ ​ ‌‍‌‌‌‌‌‌‌ ​‍‌‍ ​​ ‌‌‍‍​‌ ‌​‌ ‌​‌ ​​‌ ​ ​‍‌‌​ ​ ‌​​‌​‍‌‌​ ​‍‌​‌‍​‍‌‌​ ​‍‌​‌‍‌‍ ​‌‍‍‌‌‍​‍‌‍‌‌‌ ​‍‌ ‌​‌ ‍‌​‍ ‌‌ ​ ‌ ‌​‌ ‌‌‌‍‌​‌‍‍‌‌‍ ​‍ ‍‌ ‌‍‌‍‌‌‌ ​‍‌‍​ ‌‍‌‌‌‍ ​​‍ ‍‌‍​‌‌ ​​‌ ​​​‍‌‍‌‍‍‌‌‍‌​​ ‌‌‍‌​‌‍​ ​ ‌​​ ‌​​ ‍‌​ ‌ ​ ​‍​ ​‍​‍ ‌​ ​ ​ ‌ ​ ​ ​ ​​​‍ ‌​ ‌​‌‍‌​‌‍‌‌‌‍​ ​‍ ‌‌‍​‍​ ​‌​ ​ ‌‍‌​​‍ ‌‌‍‌‍‌‍​‌​ ​ ‌‍‌‍​ ​‌‌‍​‍‌‍​‌‌‍​ ​ ‍​​ ‌ ‌‍​ ​ ​‍​‍‌‍‌ ‌​‌ ‍‌‌ ​​‌‍‌‌​ ‌‌ ​​‌‍​‌‌‍‌ ‌‍‌‌​‍‌‍‌ ​​‌‍​‌‌ ‌​‌‍‍​​ ‌‌ ​​‌‍​‌‌‍‌ ‌‍‌‌‌​​‍‌ ‌‌‌‍‍‌‌‍ ​‌‍‌​‌‍‌‌‌ ​‍​‍‌‌​ ‌‌‌​​‍‌‌ ‌‍‍ ‌‍‌‌‌ ‍‌​‍‌‌​ ​ ‌​‌​​‍‌‌​ ​ ‌​‌​​‍‌‌​ ​‍​ ​‍​ ​​​ ‌‌​ ‍‌‌‍​‍‌‍‌​​ ‍‌‌‍​‍​ ‌‌‌‍​ ​ ‌‌​ ‌​‌‍​ ​ ‍​​ ‌ ​ ​‍​ ‍‌​ ​‍​ ‌​‌‍‌‌‌‍​ ‌‍​ ‌‍​‍​ ‍‌‌‍‌​‌‍‌‌‌‍​‍‌‍‌‌​ ​​​ ‍‌‌‍​‍‌‍​ ‌‍‌​​‍‌‌​ ​‍​ ​‍​‍‌‌​ ‌‌‌​‌​​‍ ‍‌ ​‍‌‍‍‌‌‍​ ‌‍‍​‌‌‌​‌‍‌‌‌ ‍​‌ ‌​​‍‌‌​ ‌‌‌​​‍‌‌ ‌‍‍ ‌‍‌‌‌ ‍‌​‍‌‌​ ​ ‌​‌​​‍‌‌​ ​ ‌​‌​​‍‌‌​ ​‍​ ​‍​ ‌‌​ ‌‍​ ‌​‌‍‌​‌‍​‌‌‍​‌‌‍​‍​ ‌‍​ ​‍‌‍​ ​ ‍​​ ‌‍​‍‌‌​ ​‍​ ​‍​‍‌‌​ ‌‌‌​‌​​‍ ‍‌‍​ ‌‍‍​‌‍‍‌‌‍ ​‌‍‌​‌ ​‍‌‍‌‌‌‍ ‍​‍‌‌​ ‌‌‌​​‍‌‌ ‌‍‍ ‌‍‌‌‌ ‍‌​‍‌‌​ ​ ‌​‌​​‍‌‌​ ​ ‌​‌​​‍‌‌​ ​‍​ ​‍‌‍‌​​ ‌​​ ‌​​ ‍​​ ‌ ​ ​ ‌‍‌​​ ‌ ​ ​‌​ ‌​‌‍​‌​ ‍‌​‍‌‌​ ​‍​ ​‍​‍‌‌​ ‌‌‌​‌​​‍ ‍‌ ‌​‌‍‌‌‌ ‍​‌ ‌​​‍‌‍‌ ​​‌‍‌‌‌ ​‍‌ ​ ‌ ​​‌‍‌‌‌‍​ ‌ ‌​‌‍‍‌‌ ‌‍‌‍‌‌​ ‌‌ ​​‌ ‌‌‌‍​‍‌‍ ​‌‍‍‌‌ ​ ‌‍‍​‌‍‌‌‌‍‌​​‍​‍‌ ‌
Emergency fuel supply services​​​​‌ ‍ ​‍​‍‌‍ ‌ ​‍‌‍‍‌‌‍‌ ‌‍‍‌‌‍ ‍​‍​‍​ ‍‍​‍​‍‌ ​ ‌‍​‌‌‍ ‍‌‍‍‌‌ ‌​‌ ‍‌​‍ ‍‌‍‍‌‌‍ ​‍​‍​‍ ​​‍​‍‌‍‍​‌ ​‍‌‍‌‌‌‍‌‍​‍​‍​ ‍‍​‍​‍‌‍‍​‌ ‌​‌ ‌​‌ ​​‌ ​ ​ ‍‍​‍ ​‍ ‌‍ ​‌‍‍‌‌‍​‍‌‍‌‌‌ ​‍‌ ‌​‌ ‍‌​‍ ‌‌ ​ ‌ ‌​‌ ‌‌‌‍‌​‌‍‍‌‌‍ ​‍ ‍‌ ‌‍‌‍‌‌‌ ​‍‌‍​ ‌‍‌‌‌‍ ​​‍ ‍‌‍​‌‌ ​​‌ ​​​‍ ‌‍‍‌‌‍ ‍‌ ‌​‌‍‌‌‌‍ ‍‌ ‌​​‍ ‌‍‌‌‌‍‌​‌‍‍‌‌ ‌​​‍ ‌‍ ‌‌‍ ‌‍‌​‌‍‌‌​ ‌‌ ​​‌ ​‍‌‍‌‌‌ ​ ‌‍‌‌‌‍ ‍‌ ‌​‌‍​‌‌ ‌​‌‍‍‌‌‍ ‌‍ ‍​ ‍ ‌‍‍‌‌‍‌​​ ‌‌‍‌​‌‍​ ​ ‌​​ ‌​​ ‍‌​ ‌ ​ ​‍​ ​‍​‍ ‌​ ​ ​ ‌ ​ ​ ​ ​​​‍ ‌​ ‌​‌‍‌​‌‍‌‌‌‍​ ​‍ ‌‌‍​‍​ ​‌​ ​ ‌‍‌​​‍ ‌‌‍‌‍‌‍​‌​ ​ ‌‍‌‍​ ​‌‌‍​‍‌‍​‌‌‍​ ​ ‍​​ ‌ ‌‍​ ​ ​‍​ ‍ ‌ ‌​‌ ‍‌‌ ​​‌‍‌‌​ ‌‌ ​​‌‍​‌‌‍‌ ‌‍‌‌​ ‍ ‌ ​​‌‍​‌‌ ‌​‌‍‍​​ ‌‌ ​​‌‍​‌‌‍‌ ‌‍‌‌‌​​‍‌ ‌‌‌‍‍‌‌‍ ​‌‍‌​‌‍‌‌‌ ​‍​‍‌‌​ ‌‌‌​​‍‌‌ ‌‍‍ ‌‍‌‌‌ ‍‌​‍‌‌​ ​ ‌​‌​​‍‌‌​ ​ ‌​‌​​‍‌‌​ ​‍​ ​‍​ ​​​ ‌‌​ ‍‌‌‍​‍‌‍‌​​ ‍‌‌‍​‍​ ‌‌‌‍​ ​ ‌‌​ ‌​‌‍​ ​ ‍​​ ‌ ​ ​‍​ ‍‌​ ​‍​ ‌​‌‍‌‌‌‍​ ‌‍​ ‌‍​‍​ ‍‌‌‍‌​‌‍‌‌‌‍​‍‌‍‌‌​ ​​​ ‍‌‌‍​‍‌‍​ ‌‍‌​​‍‌‌​ ​‍​ ​‍​‍‌‌​ ‌‌‌​‌​​‍ ‍‌ ​‍‌‍‍‌‌‍​ ‌‍‍​‌‌‌​‌‍‌‌‌ ‍​‌ ‌​​‍‌‌​ ‌‌‌​​‍‌‌ ‌‍‍ ‌‍‌‌‌ ‍‌​‍‌‌​ ​ ‌​‌​​‍‌‌​ ​ ‌​‌​​‍‌‌​ ​‍​ ​‍​ ‌‍​ ​‍‌‍​‍‌‍‌‍‌‍‌​​ ‌‌​ ‌‌​ ​‍​ ‍​‌‍‌‍‌‍​‌​ ‍​​‍‌‌​ ​‍​ ​‍​‍‌‌​ ‌‌‌​‌​​‍ ‍‌‍​ ‌‍‍​‌‍‍‌‌‍ ​‌‍‌​‌ ​‍‌‍‌‌‌‍ ‍​‍‌‌​ ‌‌‌​​‍‌‌ ‌‍‍ ‌‍‌‌‌ ‍‌​‍‌‌​ ​ ‌​‌​​‍‌‌​ ​ ‌​‌​​‍‌‌​ ​‍​ ​‍​ ‌ ​ ‌ ‌‍​‌​ ‌​‌‍‌​​ ‌ ​ ​ ‌‍‌​​ ‌​​ ‌‌​ ‌ ‌‍​‌​‍‌‌​ ​‍​ ​‍​‍‌‌​ ‌‌‌​‌​​‍ ‍‌ ‌​‌‍‌‌‌ ‍​‌ ‌​​ ‌‍​‍‌‍​‌‌ ​ ‌‍‌‌‌‌‌‌‌ ​‍‌‍ ​​ ‌‌‍‍​‌ ‌​‌ ‌​‌ ​​‌ ​ ​‍‌‌​ ​ ‌​​‌​‍‌‌​ ​‍‌​‌‍​‍‌‌​ ​‍‌​‌‍‌‍ ​‌‍‍‌‌‍​‍‌‍‌‌‌ ​‍‌ ‌​‌ ‍‌​‍ ‌‌ ​ ‌ ‌​‌ ‌‌‌‍‌​‌‍‍‌‌‍ ​‍ ‍‌ ‌‍‌‍‌‌‌ ​‍‌‍​ ‌‍‌‌‌‍ ​​‍ ‍‌‍​‌‌ ​​‌ ​​​‍‌‍‌‍‍‌‌‍‌​​ ‌‌‍‌​‌‍​ ​ ‌​​ ‌​​ ‍‌​ ‌ ​ ​‍​ ​‍​‍ ‌​ ​ ​ ‌ ​ ​ ​ ​​​‍ ‌​ ‌​‌‍‌​‌‍‌‌‌‍​ ​‍ ‌‌‍​‍​ ​‌​ ​ ‌‍‌​​‍ ‌‌‍‌‍‌‍​‌​ ​ ‌‍‌‍​ ​‌‌‍​‍‌‍​‌‌‍​ ​ ‍​​ ‌ ‌‍​ ​ ​‍​‍‌‍‌ ‌​‌ ‍‌‌ ​​‌‍‌‌​ ‌‌ ​​‌‍​‌‌‍‌ ‌‍‌‌​‍‌‍‌ ​​‌‍​‌‌ ‌​‌‍‍​​ ‌‌ ​​‌‍​‌‌‍‌ ‌‍‌‌‌​​‍‌ ‌‌‌‍‍‌‌‍ ​‌‍‌​‌‍‌‌‌ ​‍​‍‌‌​ ‌‌‌​​‍‌‌ ‌‍‍ ‌‍‌‌‌ ‍‌​‍‌‌​ ​ ‌​‌​​‍‌‌​ ​ ‌​‌​​‍‌‌​ ​‍​ ​‍​ ​​​ ‌‌​ ‍‌‌‍​‍‌‍‌​​ ‍‌‌‍​‍​ ‌‌‌‍​ ​ ‌‌​ ‌​‌‍​ ​ ‍​​ ‌ ​ ​‍​ ‍‌​ ​‍​ ‌​‌‍‌‌‌‍​ ‌‍​ ‌‍​‍​ ‍‌‌‍‌​‌‍‌‌‌‍​‍‌‍‌‌​ ​​​ ‍‌‌‍​‍‌‍​ ‌‍‌​​‍‌‌​ ​‍​ ​‍​‍‌‌​ ‌‌‌​‌​​‍ ‍‌ ​‍‌‍‍‌‌‍​ ‌‍‍​‌‌‌​‌‍‌‌‌ ‍​‌ ‌​​‍‌‌​ ‌‌‌​​‍‌‌ ‌‍‍ ‌‍‌‌‌ ‍‌​‍‌‌​ ​ ‌​‌​​‍‌‌​ ​ ‌​‌​​‍‌‌​ ​‍​ ​‍​ ‌‍​ ​‍‌‍​‍‌‍‌‍‌‍‌​​ ‌‌​ ‌‌​ ​‍​ ‍​‌‍‌‍‌‍​‌​ ‍​​‍‌‌​ ​‍​ ​‍​‍‌‌​ ‌‌‌​‌​​‍ ‍‌‍​ ‌‍‍​‌‍‍‌‌‍ ​‌‍‌​‌ ​‍‌‍‌‌‌‍ ‍​‍‌‌​ ‌‌‌​​‍‌‌ ‌‍‍ ‌‍‌‌‌ ‍‌​‍‌‌​ ​ ‌​‌​​‍‌‌​ ​ ‌​‌​​‍‌‌​ ​‍​ ​‍​ ‌ ​ ‌ ‌‍​‌​ ‌​‌‍‌​​ ‌ ​ ​ ‌‍‌​​ ‌​​ ‌‌​ ‌ ‌‍​‌​‍‌‌​ ​‍​ ​‍​‍‌‌​ ‌‌‌​‌​​‍ ‍‌ ‌​‌‍‌‌‌ ‍​‌ ‌​​‍‌‍‌ ​​‌‍‌‌‌ ​‍‌ ​ ‌ ​​‌‍‌‌‌‍​ ‌ ‌​‌‍‍‌‌ ‌‍‌‍‌‌​ ‌‌ ​​‌ ‌‌‌‍​‍‌‍ ​‌‍‍‌‌ ​ ‌‍‍​‌‍‌‌‌‍‌​​‍​‍‌ ‌
Fuel management and monitoring​​​​‌ ‍ ​‍​‍‌‍ ‌ ​‍‌‍‍‌‌‍‌ ‌‍‍‌‌‍ ‍​‍​‍​ ‍‍​‍​‍‌ ​ ‌‍​‌‌‍ ‍‌‍‍‌‌ ‌​‌ ‍‌​‍ ‍‌‍‍‌‌‍ ​‍​‍​‍ ​​‍​‍‌‍‍​‌ ​‍‌‍‌‌‌‍‌‍​‍​‍​ ‍‍​‍​‍‌‍‍​‌ ‌​‌ ‌​‌ ​​‌ ​ ​ ‍‍​‍ ​‍ ‌‍ ​‌‍‍‌‌‍​‍‌‍‌‌‌ ​‍‌ ‌​‌ ‍‌​‍ ‌‌ ​ ‌ ‌​‌ ‌‌‌‍‌​‌‍‍‌‌‍ ​‍ ‍‌ ‌‍‌‍‌‌‌ ​‍‌‍​ ‌‍‌‌‌‍ ​​‍ ‍‌‍​‌‌ ​​‌ ​​​‍ ‌‍‍‌‌‍ ‍‌ ‌​‌‍‌‌‌‍ ‍‌ ‌​​‍ ‌‍‌‌‌‍‌​‌‍‍‌‌ ‌​​‍ ‌‍ ‌‌‍ ‌‍‌​‌‍‌‌​ ‌‌ ​​‌ ​‍‌‍‌‌‌ ​ ‌‍‌‌‌‍ ‍‌ ‌​‌‍​‌‌ ‌​‌‍‍‌‌‍ ‌‍ ‍​ ‍ ‌‍‍‌‌‍‌​​ ‌‌‍‌​‌‍​ ​ ‌​​ ‌​​ ‍‌​ ‌ ​ ​‍​ ​‍​‍ ‌​ ​ ​ ‌ ​ ​ ​ ​​​‍ ‌​ ‌​‌‍‌​‌‍‌‌‌‍​ ​‍ ‌‌‍​‍​ ​‌​ ​ ‌‍‌​​‍ ‌‌‍‌‍‌‍​‌​ ​ ‌‍‌‍​ ​‌‌‍​‍‌‍​‌‌‍​ ​ ‍​​ ‌ ‌‍​ ​ ​‍​ ‍ ‌ ‌​‌ ‍‌‌ ​​‌‍‌‌​ ‌‌ ​​‌‍​‌‌‍‌ ‌‍‌‌​ ‍ ‌ ​​‌‍​‌‌ ‌​‌‍‍​​ ‌‌ ​​‌‍​‌‌‍‌ ‌‍‌‌‌​​‍‌ ‌‌‌‍‍‌‌‍ ​‌‍‌​‌‍‌‌‌ ​‍​‍‌‌​ ‌‌‌​​‍‌‌ ‌‍‍ ‌‍‌‌‌ ‍‌​‍‌‌​ ​ ‌​‌​​‍‌‌​ ​ ‌​‌​​‍‌‌​ ​‍​ ​‍​ ​​​ ‌‌​ ‍‌‌‍​‍‌‍‌​​ ‍‌‌‍​‍​ ‌‌‌‍​ ​ ‌‌​ ‌​‌‍​ ​ ‍​​ ‌ ​ ​‍​ ‍‌​ ​‍​ ‌​‌‍‌‌‌‍​ ‌‍​ ‌‍​‍​ ‍‌‌‍‌​‌‍‌‌‌‍​‍‌‍‌‌​ ​​​ ‍‌‌‍​‍‌‍​ ‌‍‌​​‍‌‌​ ​‍​ ​‍​‍‌‌​ ‌‌‌​‌​​‍ ‍‌ ​‍‌‍‍‌‌‍​ ‌‍‍​‌‌‌​‌‍‌‌‌ ‍​‌ ‌​​‍‌‌​ ‌‌‌​​‍‌‌ ‌‍‍ ‌‍‌‌‌ ‍‌​‍‌‌​ ​ ‌​‌​​‍‌‌​ ​ ‌​‌​​‍‌‌​ ​‍​ ​‍‌‍‌​​ ‌‌​ ‍‌​ ​‌​ ‍​​ ‌‌​ ​‍​ ​‌​ ‌ ​ ​‍‌‍​ ‌‍‌​​‍‌‌​ ​‍​ ​‍​‍‌‌​ ‌‌‌​‌​​‍ ‍‌‍​ ‌‍‍​‌‍‍‌‌‍ ​‌‍‌​‌ ​‍‌‍‌‌‌‍ ‍​‍‌‌​ ‌‌‌​​‍‌‌ ‌‍‍ ‌‍‌‌‌ ‍‌​‍‌‌​ ​ ‌​‌​​‍‌‌​ ​ ‌​‌​​‍‌‌​ ​‍​ ​‍​ ‌​​ ​‍​ ‌ ​ ‌‍​ ‌ ​ ​‌‌‍​‍​ ‍‌​ ​‌​ ‌​​ ​ ‌‍‌​​‍‌‌​ ​‍​ ​‍​‍‌‌​ ‌‌‌​‌​​‍ ‍‌ ‌​‌‍‌‌‌ ‍​‌ ‌​​ ‌‍​‍‌‍​‌‌ ​ ‌‍‌‌‌‌‌‌‌ ​‍‌‍ ​​ ‌‌‍‍​‌ ‌​‌ ‌​‌ ​​‌ ​ ​‍‌‌​ ​ ‌​​‌​‍‌‌​ ​‍‌​‌‍​‍‌‌​ ​‍‌​‌‍‌‍ ​‌‍‍‌‌‍​‍‌‍‌‌‌ ​‍‌ ‌​‌ ‍‌​‍ ‌‌ ​ ‌ ‌​‌ ‌‌‌‍‌​‌‍‍‌‌‍ ​‍ ‍‌ ‌‍‌‍‌‌‌ ​‍‌‍​ ‌‍‌‌‌‍ ​​‍ ‍‌‍​‌‌ ​​‌ ​​​‍‌‍‌‍‍‌‌‍‌​​ ‌‌‍‌​‌‍​ ​ ‌​​ ‌​​ ‍‌​ ‌ ​ ​‍​ ​‍​‍ ‌​ ​ ​ ‌ ​ ​ ​ ​​​‍ ‌​ ‌​‌‍‌​‌‍‌‌‌‍​ ​‍ ‌‌‍​‍​ ​‌​ ​ ‌‍‌​​‍ ‌‌‍‌‍‌‍​‌​ ​ ‌‍‌‍​ ​‌‌‍​‍‌‍​‌‌‍​ ​ ‍​​ ‌ ‌‍​ ​ ​‍​‍‌‍‌ ‌​‌ ‍‌‌ ​​‌‍‌‌​ ‌‌ ​​‌‍​‌‌‍‌ ‌‍‌‌​‍‌‍‌ ​​‌‍​‌‌ ‌​‌‍‍​​ ‌‌ ​​‌‍​‌‌‍‌ ‌‍‌‌‌​​‍‌ ‌‌‌‍‍‌‌‍ ​‌‍‌​‌‍‌‌‌ ​‍​‍‌‌​ ‌‌‌​​‍‌‌ ‌‍‍ ‌‍‌‌‌ ‍‌​‍‌‌​ ​ ‌​‌​​‍‌‌​ ​ ‌​‌​​‍‌‌​ ​‍​ ​‍​ ​​​ ‌‌​ ‍‌‌‍​‍‌‍‌​​ ‍‌‌‍​‍​ ‌‌‌‍​ ​ ‌‌​ ‌​‌‍​ ​ ‍​​ ‌ ​ ​‍​ ‍‌​ ​‍​ ‌​‌‍‌‌‌‍​ ‌‍​ ‌‍​‍​ ‍‌‌‍‌​‌‍‌‌‌‍​‍‌‍‌‌​ ​​​ ‍‌‌‍​‍‌‍​ ‌‍‌​​‍‌‌​ ​‍​ ​‍​‍‌‌​ ‌‌‌​‌​​‍ ‍‌ ​‍‌‍‍‌‌‍​ ‌‍‍​‌‌‌​‌‍‌‌‌ ‍​‌ ‌​​‍‌‌​ ‌‌‌​​‍‌‌ ‌‍‍ ‌‍‌‌‌ ‍‌​‍‌‌​ ​ ‌​‌​​‍‌‌​ ​ ‌​‌​​‍‌‌​ ​‍​ ​‍‌‍‌​​ ‌‌​ ‍‌​ ​‌​ ‍​​ ‌‌​ ​‍​ ​‌​ ‌ ​ ​‍‌‍​ ‌‍‌​​‍‌‌​ ​‍​ ​‍​‍‌‌​ ‌‌‌​‌​​‍ ‍‌‍​ ‌‍‍​‌‍‍‌‌‍ ​‌‍‌​‌ ​‍‌‍‌‌‌‍ ‍​‍‌‌​ ‌‌‌​​‍‌‌ ‌‍‍ ‌‍‌‌‌ ‍‌​‍‌‌​ ​ ‌​‌​​‍‌‌​ ​ ‌​‌​​‍‌‌​ ​‍​ ​‍​ ‌​​ ​‍​ ‌ ​ ‌‍​ ‌ ​ ​‌‌‍​‍​ ‍‌​ ​‌​ ‌​​ ​ ‌‍‌​​‍‌‌​ ​‍​ ​‍​‍‌‌​ ‌‌‌​‌​​‍ ‍‌ ‌​‌‍‌‌‌ ‍​‌ ‌​​‍‌‍‌ ​​‌‍‌‌‌ ​‍‌ ​ ‌ ​​‌‍‌‌‌‍​ ‌ ‌​‌‍‍‌‌ ‌‍‌‍‌‌​ ‌‌ ​​‌ ‌‌‌‍​‍‌‍ ​‌‍‍‌‌ ​ ‌‍‍​‌‍‌‌‌‍‌​​‍​‍‌ ‌
Enquire today​​​​‌ ‍ ​‍​‍‌‍ ‌ ​‍‌‍‍‌‌‍‌ ‌‍‍‌‌‍ ‍​‍​‍​ ‍‍​‍​‍‌ ​ ‌‍​‌‌‍ ‍‌‍‍‌‌ ‌​‌ ‍‌​‍ ‍‌‍‍‌‌‍ ​‍​‍​‍ ​​‍​‍‌‍‍​‌ ​‍‌‍‌‌‌‍‌‍​‍​‍​ ‍‍​‍​‍‌‍‍​‌ ‌​‌ ‌​‌ ​​‌ ​ ​ ‍‍​‍ ​‍ ‌‍ ​‌‍‍‌‌‍​‍‌‍‌‌‌ ​‍‌ ‌​‌ ‍‌​‍ ‌‌ ​ ‌ ‌​‌ ‌‌‌‍‌​‌‍‍‌‌‍ ​‍ ‍‌ ‌‍‌‍‌‌‌ ​‍‌‍​ ‌‍‌‌‌‍ ​​‍ ‍‌‍​‌‌ ​​‌ ​​​‍ ‌‍‍‌‌‍ ‍‌ ‌​‌‍‌‌‌‍ ‍‌ ‌​​‍ ‌‍‌‌‌‍‌​‌‍‍‌‌ ‌​​‍ ‌‍ ‌‌‍ ‌‍‌​‌‍‌‌​ ‌‌ ​​‌ ​‍‌‍‌‌‌ ​ ‌‍‌‌‌‍ ‍‌ ‌​‌‍​‌‌ ‌​‌‍‍‌‌‍ ‌‍ ‍​ ‍ ‌‍‍‌‌‍‌​​ ‌‌‍‌​‌‍​ ​ ‌​​ ‌​​ ‍‌​ ‌ ​ ​‍​ ​‍​‍ ‌​ ​ ​ ‌ ​ ​ ​ ​​​‍ ‌​ ‌​‌‍‌​‌‍‌‌‌‍​ ​‍ ‌‌‍​‍​ ​‌​ ​ ‌‍‌​​‍ ‌‌‍‌‍‌‍​‌​ ​ ‌‍‌‍​ ​‌‌‍​‍‌‍​‌‌‍​ ​ ‍​​ ‌ ‌‍​ ​ ​‍​ ‍ ‌ ‌​‌ ‍‌‌ ​​‌‍‌‌​ ‌‌ ​​‌‍​‌‌‍‌ ‌‍‌‌​ ‍ ‌ ​​‌‍​‌‌ ‌​‌‍‍​​ ‌‌ ​​‌‍​‌‌‍‌ ‌‍‌‌‌​​‍‌ ‌‌‌‍‍‌‌‍ ​‌‍‌​‌‍‌‌‌ ​‍​‍‌‌​ ‌‌‌​​‍‌‌ ‌‍‍ ‌‍‌‌‌ ‍‌​‍‌‌​ ​ ‌​‌​​‍‌‌​ ​ ‌​‌​​‍‌‌​ ​‍​ ​‍​ ​​​ ‌‌​ ‍‌‌‍​‍‌‍‌​​ ‍‌‌‍​‍​ ‌‌‌‍​ ​ ‌‌​ ‌​‌‍​ ​ ‍​​ ‌ ​ ​‍​ ‍‌​ ​‍​ ‌​‌‍‌‌‌‍​ ‌‍​ ‌‍​‍​ ‍‌‌‍‌​‌‍‌‌‌‍​‍‌‍‌‌​ ​​​ ‍‌‌‍​‍‌‍​ ‌‍‌​​‍‌‌​ ​‍​ ​‍​‍‌‌​ ‌‌‌​‌​​‍ ‍‌‍​‍‌ ‌‌‌ ‌​‌ ‌​‌‍ ‌‍ ‍‌ ​ ​‍‌‌​ ‌‌‌​​‍‌‌ ‌‍‍ ‌‍‌‌‌ ‍‌​‍‌‌​ ​ ‌​‌​​‍‌‌​ ​ ‌​‌​​‍‌‌​ ​‍​ ​‍​ ​​‌‍​‌​ ​‌​ ​​​ ‌‍‌‍‌‌​ ‍‌​ ‌ ‌‍‌‌‌‍​‍​ ‍​​ ​‍​‍‌‌​ ​‍​ ​‍​‍‌‌​ ‌‌‌​‌​​‍ ‍‌ ‌​‌‍‌‌‌ ‍​‌ ‌​​ ‌‍​‍‌‍​‌‌ ​ ‌‍‌‌‌‌‌‌‌ ​‍‌‍ ​​ ‌‌‍‍​‌ ‌​‌ ‌​‌ ​​‌ ​ ​‍‌‌​ ​ ‌​​‌​‍‌‌​ ​‍‌​‌‍​‍‌‌​ ​‍‌​‌‍‌‍ ​‌‍‍‌‌‍​‍‌‍‌‌‌ ​‍‌ ‌​‌ ‍‌​‍ ‌‌ ​ ‌ ‌​‌ ‌‌‌‍‌​‌‍‍‌‌‍ ​‍ ‍‌ ‌‍‌‍‌‌‌ ​‍‌‍​ ‌‍‌‌‌‍ ​​‍ ‍‌‍​‌‌ ​​‌ ​​​‍‌‍‌‍‍‌‌‍‌​​ ‌‌‍‌​‌‍​ ​ ‌​​ ‌​​ ‍‌​ ‌ ​ ​‍​ ​‍​‍ ‌​ ​ ​ ‌ ​ ​ ​ ​​​‍ ‌​ ‌​‌‍‌​‌‍‌‌‌‍​ ​‍ ‌‌‍​‍​ ​‌​ ​ ‌‍‌​​‍ ‌‌‍‌‍‌‍​‌​ ​ ‌‍‌‍​ ​‌‌‍​‍‌‍​‌‌‍​ ​ ‍​​ ‌ ‌‍​ ​ ​‍​‍‌‍‌ ‌​‌ ‍‌‌ ​​‌‍‌‌​ ‌‌ ​​‌‍​‌‌‍‌ ‌‍‌‌​‍‌‍‌ ​​‌‍​‌‌ ‌​‌‍‍​​ ‌‌ ​​‌‍​‌‌‍‌ ‌‍‌‌‌​​‍‌ ‌‌‌‍‍‌‌‍ ​‌‍‌​‌‍‌‌‌ ​‍​‍‌‌​ ‌‌‌​​‍‌‌ ‌‍‍ ‌‍‌‌‌ ‍‌​‍‌‌​ ​ ‌​‌​​‍‌‌​ ​ ‌​‌​​‍‌‌​ ​‍​ ​‍​ ​​​ ‌‌​ ‍‌‌‍​‍‌‍‌​​ ‍‌‌‍​‍​ ‌‌‌‍​ ​ ‌‌​ ‌​‌‍​ ​ ‍​​ ‌ ​ ​‍​ ‍‌​ ​‍​ ‌​‌‍‌‌‌‍​ ‌‍​ ‌‍​‍​ ‍‌‌‍‌​‌‍‌‌‌‍​‍‌‍‌‌​ ​​​ ‍‌‌‍​‍‌‍​ ‌‍‌​​‍‌‌​ ​‍​ ​‍​‍‌‌​ ‌‌‌​‌​​‍ ‍‌‍​‍‌ ‌‌‌ ‌​‌ ‌​‌‍ ‌‍ ‍‌ ​ ​‍‌‌​ ‌‌‌​​‍‌‌ ‌‍‍ ‌‍‌‌‌ ‍‌​‍‌‌​ ​ ‌​‌​​‍‌‌​ ​ ‌​‌​​‍‌‌​ ​‍​ ​‍​ ​​‌‍​‌​ ​‌​ ​​​ ‌‍‌‍‌‌​ ‍‌​ ‌ ‌‍‌‌‌‍​‍​ ‍​​ ​‍​‍‌‌​ ​‍​ ​‍​‍‌‌​ ‌‌‌​‌​​‍ ‍‌ ‌​‌‍‌‌‌ ‍​‌ ‌​​‍‌‍‌ ​​‌‍‌‌‌ ​‍‌ ​ ‌ ​​‌‍‌‌‌‍​ ‌ ‌​‌‍‍‌‌ ‌‍‌‍‌‌​ ‌‌ ​​‌ ‌‌‌‍​‍‌‍ ​‌‍‍‌‌ ​ ‌‍‍​‌‍‌‌‌‍‌​​‍​‍‌ ‌
Port fuel supply​​​​‌ ‍ ​‍​‍‌‍ ‌ ​‍‌‍‍‌‌‍‌ ‌‍‍‌‌‍ ‍​‍​‍​ ‍‍​‍​‍‌ ​ ‌‍​‌‌‍ ‍‌‍‍‌‌ ‌​‌ ‍‌​‍ ‍‌‍‍‌‌‍ ​‍​‍​‍ ​​‍​‍‌‍‍​‌ ​‍‌‍‌‌‌‍‌‍​‍​‍​ ‍‍​‍​‍‌‍‍​‌ ‌​‌ ‌​‌ ​​‌ ​ ​ ‍‍​‍ ​‍ ‌‍ ​‌‍‍‌‌‍​‍‌‍‌‌‌ ​‍‌ ‌​‌ ‍‌​‍ ‌‌ ​ ‌ ‌​‌ ‌‌‌‍‌​‌‍‍‌‌‍ ​‍ ‍‌ ‌‍‌‍‌‌‌ ​‍‌‍​ ‌‍‌‌‌‍ ​​‍ ‍‌‍​‌‌ ​​‌ ​​​‍ ‌‍‍‌‌‍ ‍‌ ‌​‌‍‌‌‌‍ ‍‌ ‌​​‍ ‌‍‌‌‌‍‌​‌‍‍‌‌ ‌​​‍ ‌‍ ‌‌‍ ‌‍‌​‌‍‌‌​ ‌‌ ​​‌ ​‍‌‍‌‌‌ ​ ‌‍‌‌‌‍ ‍‌ ‌​‌‍​‌‌ ‌​‌‍‍‌‌‍ ‌‍ ‍​ ‍ ‌‍‍‌‌‍‌​​ ‌‌‍‌​‌‍​ ​ ‌​​ ‌​​ ‍‌​ ‌ ​ ​‍​ ​‍​‍ ‌​ ​ ​ ‌ ​ ​ ​ ​​​‍ ‌​ ‌​‌‍‌​‌‍‌‌‌‍​ ​‍ ‌‌‍​‍​ ​‌​ ​ ‌‍‌​​‍ ‌‌‍‌‍‌‍​‌​ ​ ‌‍‌‍​ ​‌‌‍​‍‌‍​‌‌‍​ ​ ‍​​ ‌ ‌‍​ ​ ​‍​ ‍ ‌ ‌​‌ ‍‌‌ ​​‌‍‌‌​ ‌‌ ​​‌‍​‌‌‍‌ ‌‍‌‌​ ‍ ‌ ​​‌‍​‌‌ ‌​‌‍‍​​ ‌‌ ​​‌‍​‌‌‍‌ ‌‍‌‌‌​​‍‌ ‌‌‌‍‍‌‌‍ ​‌‍‌​‌‍‌‌‌ ​‍​‍‌‌​ ‌‌‌​​‍‌‌ ‌‍‍ ‌‍‌‌‌ ‍‌​‍‌‌​ ​ ‌​‌​​‍‌‌​ ​ ‌​‌​​‍‌‌​ ​‍​ ​‍​ ‍​‌‍‌‌​ ‌‍​ ‍​​ ‍​​ ​‌​ ‍‌​ ‌‌‌‍‌‌​ ‌ ‌‍‌‍‌‍​‌​ ‌​‌‍‌‍​ ​‍‌‍​ ​ ​​​ ‍‌​ ​‍​ ‌‍​ ‌‍​ ​‌​ ​​​ ​​‌‍‌‍‌‍‌‍​ ‌ ‌‍​ ‌‍‌‌‌‍‌‌​ ‍‌‌‍​ ​‍‌‌​ ​‍​ ​‍​‍‌‌​ ‌‌‌​‌​​‍ ‍‌ ‌​‌‍‍‌‌ ‌​‌‍ ​‌‍‌‌​‍‌‌​ ‌‌‌​​‍‌‌ ‌‍‍ ‌‍‌‌‌ ‍‌​‍‌‌​ ​ ‌​‌​​‍‌‌​ ​ ‌​‌​​‍‌‌​ ​‍​ ​‍‌‍​‌‌‍​‍‌‍​‌​ ​​​ ‍​‌‍​‌​ ​‍‌‍‌​‌‍‌‍‌‍​‍​ ​‍​ ‌​​‍‌‌​ ​‍​ ​‍​‍‌‌​ ‌‌‌​‌​​‍ ‍‌‍​ ‌‍‍​‌‍‍‌‌‍ ​‌‍‌​‌ ​‍‌‍‌‌‌‍ ‍​‍‌‌​ ‌‌‌​​‍‌‌ ‌‍‍ ‌‍‌‌‌ ‍‌​‍‌‌​ ​ ‌​‌​​‍‌‌​ ​ ‌​‌​​‍‌‌​ ​‍​ ​‍​ ‌‍​ ‌​‌‍​‍​ ​ ‌‍‌‍​ ‍‌‌‍​‍​ ​ ​ ​​​ ​‌​ ‍‌​ ​​​‍‌‌​ ​‍​ ​‍​‍‌‌​ ‌‌‌​‌​​‍ ‍‌ ‌​‌‍‌‌‌ ‍​‌ ‌​​ ‌‍​‍‌‍​‌‌ ​ ‌‍‌‌‌‌‌‌‌ ​‍‌‍ ​​ ‌‌‍‍​‌ ‌​‌ ‌​‌ ​​‌ ​ ​‍‌‌​ ​ ‌​​‌​‍‌‌​ ​‍‌​‌‍​‍‌‌​ ​‍‌​‌‍‌‍ ​‌‍‍‌‌‍​‍‌‍‌‌‌ ​‍‌ ‌​‌ ‍‌​‍ ‌‌ ​ ‌ ‌​‌ ‌‌‌‍‌​‌‍‍‌‌‍ ​‍ ‍‌ ‌‍‌‍‌‌‌ ​‍‌‍​ ‌‍‌‌‌‍ ​​‍ ‍‌‍​‌‌ ​​‌ ​​​‍‌‍‌‍‍‌‌‍‌​​ ‌‌‍‌​‌‍​ ​ ‌​​ ‌​​ ‍‌​ ‌ ​ ​‍​ ​‍​‍ ‌​ ​ ​ ‌ ​ ​ ​ ​​​‍ ‌​ ‌​‌‍‌​‌‍‌‌‌‍​ ​‍ ‌‌‍​‍​ ​‌​ ​ ‌‍‌​​‍ ‌‌‍‌‍‌‍​‌​ ​ ‌‍‌‍​ ​‌‌‍​‍‌‍​‌‌‍​ ​ ‍​​ ‌ ‌‍​ ​ ​‍​‍‌‍‌ ‌​‌ ‍‌‌ ​​‌‍‌‌​ ‌‌ ​​‌‍​‌‌‍‌ ‌‍‌‌​‍‌‍‌ ​​‌‍​‌‌ ‌​‌‍‍​​ ‌‌ ​​‌‍​‌‌‍‌ ‌‍‌‌‌​​‍‌ ‌‌‌‍‍‌‌‍ ​‌‍‌​‌‍‌‌‌ ​‍​‍‌‌​ ‌‌‌​​‍‌‌ ‌‍‍ ‌‍‌‌‌ ‍‌​‍‌‌​ ​ ‌​‌​​‍‌‌​ ​ ‌​‌​​‍‌‌​ ​‍​ ​‍​ ‍​‌‍‌‌​ ‌‍​ ‍​​ ‍​​ ​‌​ ‍‌​ ‌‌‌‍‌‌​ ‌ ‌‍‌‍‌‍​‌​ ‌​‌‍‌‍​ ​‍‌‍​ ​ ​​​ ‍‌​ ​‍​ ‌‍​ ‌‍​ ​‌​ ​​​ ​​‌‍‌‍‌‍‌‍​ ‌ ‌‍​ ‌‍‌‌‌‍‌‌​ ‍‌‌‍​ ​‍‌‌​ ​‍​ ​‍​‍‌‌​ ‌‌‌​‌​​‍ ‍‌ ‌​‌‍‍‌‌ ‌​‌‍ ​‌‍‌‌​‍‌‌​ ‌‌‌​​‍‌‌ ‌‍‍ ‌‍‌‌‌ ‍‌​‍‌‌​ ​ ‌​‌​​‍‌‌​ ​ ‌​‌​​‍‌‌​ ​‍​ ​‍‌‍​‌‌‍​‍‌‍​‌​ ​​​ ‍​‌‍​‌​ ​‍‌‍‌​‌‍‌‍‌‍​‍​ ​‍​ ‌​​‍‌‌​ ​‍​ ​‍​‍‌‌​ ‌‌‌​‌​​‍ ‍‌‍​ ‌‍‍​‌‍‍‌‌‍ ​‌‍‌​‌ ​‍‌‍‌‌‌‍ ‍​‍‌‌​ ‌‌‌​​‍‌‌ ‌‍‍ ‌‍‌‌‌ ‍‌​‍‌‌​ ​ ‌​‌​​‍‌‌​ ​ ‌​‌​​‍‌‌​ ​‍​ ​‍​ ‌‍​ ‌​‌‍​‍​ ​ ‌‍‌‍​ ‍‌‌‍​‍​ ​ ​ ​​​ ​‌​ ‍‌​ ​​​‍‌‌​ ​‍​ ​‍​‍‌‌​ ‌‌‌​‌​​‍ ‍‌ ‌​‌‍‌‌‌ ‍​‌ ‌​​‍‌‍‌ ​​‌‍‌‌‌ ​‍‌ ​ ‌ ​​‌‍‌‌‌‍​ ‌ ‌​‌‍‍‌‌ ‌‍‌‍‌‌​ ‌‌ ​​‌ ‌‌‌‍​‍‌‍ ​‌‍‍‌‌ ​ ‌‍‍​‌‍‌‌‌‍‌​​‍​‍‌ ‌
Fixed and mobile refuelling services are available at major Australian ports.
Our port fuel supply operations provide reliable fuel access for vessels of
all sizes with support from our professional teams. ​​​​‌ ‍ ​‍​‍‌‍ ‌ ​‍‌‍‍‌‌‍‌ ‌‍‍‌‌‍ ‍​‍​‍​ ‍‍​‍​‍‌ ​ ‌‍​‌‌‍ ‍‌‍‍‌‌ ‌​‌ ‍‌​‍ ‍‌‍‍‌‌‍ ​‍​‍​‍ ​​‍​‍‌‍‍​‌ ​‍‌‍‌‌‌‍‌‍​‍​‍​ ‍‍​‍​‍‌‍‍​‌ ‌​‌ ‌​‌ ​​‌ ​ ​ ‍‍​‍ ​‍ ‌‍ ​‌‍‍‌‌‍​‍‌‍‌‌‌ ​‍‌ ‌​‌ ‍‌​‍ ‌‌ ​ ‌ ‌​‌ ‌‌‌‍‌​‌‍‍‌‌‍ ​‍ ‍‌ ‌‍‌‍‌‌‌ ​‍‌‍​ ‌‍‌‌‌‍ ​​‍ ‍‌‍​‌‌ ​​‌ ​​​‍ ‌‍‍‌‌‍ ‍‌ ‌​‌‍‌‌‌‍ ‍‌ ‌​​‍ ‌‍‌‌‌‍‌​‌‍‍‌‌ ‌​​‍ ‌‍ ‌‌‍ ‌‍‌​‌‍‌‌​ ‌‌ ​​‌ ​‍‌‍‌‌‌ ​ ‌‍‌‌‌‍ ‍‌ ‌​‌‍​‌‌ ‌​‌‍‍‌‌‍ ‌‍ ‍​ ‍ ‌‍‍‌‌‍‌​​ ‌‌‍‌​‌‍​ ​ ‌​​ ‌​​ ‍‌​ ‌ ​ ​‍​ ​‍​‍ ‌​ ​ ​ ‌ ​ ​ ​ ​​​‍ ‌​ ‌​‌‍‌​‌‍‌‌‌‍​ ​‍ ‌‌‍​‍​ ​‌​ ​ ‌‍‌​​‍ ‌‌‍‌‍‌‍​‌​ ​ ‌‍‌‍​ ​‌‌‍​‍‌‍​‌‌‍​ ​ ‍​​ ‌ ‌‍​ ​ ​‍​ ‍ ‌ ‌​‌ ‍‌‌ ​​‌‍‌‌​ ‌‌ ​​‌‍​‌‌‍‌ ‌‍‌‌​ ‍ ‌ ​​‌‍​‌‌ ‌​‌‍‍​​ ‌‌ ​​‌‍​‌‌‍‌ ‌‍‌‌‌​​‍‌ ‌‌‌‍‍‌‌‍ ​‌‍‌​‌‍‌‌‌ ​‍​‍‌‌​ ‌‌‌​​‍‌‌ ‌‍‍ ‌‍‌‌‌ ‍‌​‍‌‌​ ​ ‌​‌​​‍‌‌​ ​ ‌​‌​​‍‌‌​ ​‍​ ​‍​ ‍​‌‍‌‌​ ‌‍​ ‍​​ ‍​​ ​‌​ ‍‌​ ‌‌‌‍‌‌​ ‌ ‌‍‌‍‌‍​‌​ ‌​‌‍‌‍​ ​‍‌‍​ ​ ​​​ ‍‌​ ​‍​ ‌‍​ ‌‍​ ​‌​ ​​​ ​​‌‍‌‍‌‍‌‍​ ‌ ‌‍​ ‌‍‌‌‌‍‌‌​ ‍‌‌‍​ ​‍‌‌​ ​‍​ ​‍​‍‌‌​ ‌‌‌​‌​​‍ ‍‌ ​‍‌‍‍‌‌‍​ ‌‍‍​‌‌‌​‌‍‌‌‌ ‍​‌ ‌​​‍‌‌​ ‌‌‌​​‍‌‌ ‌‍‍ ‌‍‌‌‌ ‍‌​‍‌‌​ ​ ‌​‌​​‍‌‌​ ​ ‌​‌​​‍‌‌​ ​‍​ ​‍‌‍‌‍​ ‌‍​ ‌​​ ​‌​ ‍‌​ ​ ​ ​​​ ​​‌‍‌‌​ ​‍‌‍‌‍‌‍​ ​‍‌‌​ ​‍​ ​‍​‍‌‌​ ‌‌‌​‌​​‍ ‍‌‍​ ‌‍‍​‌‍‍‌‌‍ ​‌‍‌​‌ ​‍‌‍‌‌‌‍ ‍​‍‌‌​ ‌‌‌​​‍‌‌ ‌‍‍ ‌‍‌‌‌ ‍‌​‍‌‌​ ​ ‌​‌​​‍‌‌​ ​ ‌​‌​​‍‌‌​ ​‍​ ​‍​ ‍‌‌‍​‌​ ‍‌​ ​ ​ ‌‍‌‍‌‍‌‍‌​‌‍‌‍‌‍​‌​ ‌‍‌‍‌‍‌‍‌‍​‍‌‌​ ​‍​ ​‍​‍‌‌​ ‌‌‌​‌​​‍ ‍‌ ‌​‌‍‌‌‌ ‍​‌ ‌​​ ‌‍​‍‌‍​‌‌ ​ ‌‍‌‌‌‌‌‌‌ ​‍‌‍ ​​ ‌‌‍‍​‌ ‌​‌ ‌​‌ ​​‌ ​ ​‍‌‌​ ​ ‌​​‌​‍‌‌​ ​‍‌​‌‍​‍‌‌​ ​‍‌​‌‍‌‍ ​‌‍‍‌‌‍​‍‌‍‌‌‌ ​‍‌ ‌​‌ ‍‌​‍ ‌‌ ​ ‌ ‌​‌ ‌‌‌‍‌​‌‍‍‌‌‍ ​‍ ‍‌ ‌‍‌‍‌‌‌ ​‍‌‍​ ‌‍‌‌‌‍ ​​‍ ‍‌‍​‌‌ ​​‌ ​​​‍‌‍‌‍‍‌‌‍‌​​ ‌‌‍‌​‌‍​ ​ ‌​​ ‌​​ ‍‌​ ‌ ​ ​‍​ ​‍​‍ ‌​ ​ ​ ‌ ​ ​ ​ ​​​‍ ‌​ ‌​‌‍‌​‌‍‌‌‌‍​ ​‍ ‌‌‍​‍​ ​‌​ ​ ‌‍‌​​‍ ‌‌‍‌‍‌‍​‌​ ​ ‌‍‌‍​ ​‌‌‍​‍‌‍​‌‌‍​ ​ ‍​​ ‌ ‌‍​ ​ ​‍​‍‌‍‌ ‌​‌ ‍‌‌ ​​‌‍‌‌​ ‌‌ ​​‌‍​‌‌‍‌ ‌‍‌‌​‍‌‍‌ ​​‌‍​‌‌ ‌​‌‍‍​​ ‌‌ ​​‌‍​‌‌‍‌ ‌‍‌‌‌​​‍‌ ‌‌‌‍‍‌‌‍ ​‌‍‌​‌‍‌‌‌ ​‍​‍‌‌​ ‌‌‌​​‍‌‌ ‌‍‍ ‌‍‌‌‌ ‍‌​‍‌‌​ ​ ‌​‌​​‍‌‌​ ​ ‌​‌​​‍‌‌​ ​‍​ ​‍​ ‍​‌‍‌‌​ ‌‍​ ‍​​ ‍​​ ​‌​ ‍‌​ ‌‌‌‍‌‌​ ‌ ‌‍‌‍‌‍​‌​ ‌​‌‍‌‍​ ​‍‌‍​ ​ ​​​ ‍‌​ ​‍​ ‌‍​ ‌‍​ ​‌​ ​​​ ​​‌‍‌‍‌‍‌‍​ ‌ ‌‍​ ‌‍‌‌‌‍‌‌​ ‍‌‌‍​ ​‍‌‌​ ​‍​ ​‍​‍‌‌​ ‌‌‌​‌​​‍ ‍‌ ​‍‌‍‍‌‌‍​ ‌‍‍​‌‌‌​‌‍‌‌‌ ‍​‌ ‌​​‍‌‌​ ‌‌‌​​‍‌‌ ‌‍‍ ‌‍‌‌‌ ‍‌​‍‌‌​ ​ ‌​‌​​‍‌‌​ ​ ‌​‌​​‍‌‌​ ​‍​ ​‍‌‍‌‍​ ‌‍​ ‌​​ ​‌​ ‍‌​ ​ ​ ​​​ ​​‌‍‌‌​ ​‍‌‍‌‍‌‍​ ​‍‌‌​ ​‍​ ​‍​‍‌‌​ ‌‌‌​‌​​‍ ‍‌‍​ ‌‍‍​‌‍‍‌‌‍ ​‌‍‌​‌ ​‍‌‍‌‌‌‍ ‍​‍‌‌​ ‌‌‌​​‍‌‌ ‌‍‍ ‌‍‌‌‌ ‍‌​‍‌‌​ ​ ‌​‌​​‍‌‌​ ​ ‌​‌​​‍‌‌​ ​‍​ ​‍​ ‍‌‌‍​‌​ ‍‌​ ​ ​ ‌‍‌‍‌‍‌‍‌​‌‍‌‍‌‍​‌​ ‌‍‌‍‌‍‌‍‌‍​‍‌‌​ ​‍​ ​‍​‍‌‌​ ‌‌‌​‌​​‍ ‍‌ ‌​‌‍‌‌‌ ‍​‌ ‌​​‍‌‍‌ ​​‌‍‌‌‌ ​‍‌ ​ ‌ ​​‌‍‌‌‌‍​ ‌ ‌​‌‍‍‌‌ ‌‍‌‍‌‌​ ‌‌ ​​‌ ‌‌‌‍​‍‌‍ ​‌‍‍‌‌ ​ ‌‍‍​‌‍‌‌‌‍‌​​‍​‍‌ ‌